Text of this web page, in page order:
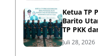
Ketua TP
Barito
TP PKK
Bunda
Juli 28, 2026